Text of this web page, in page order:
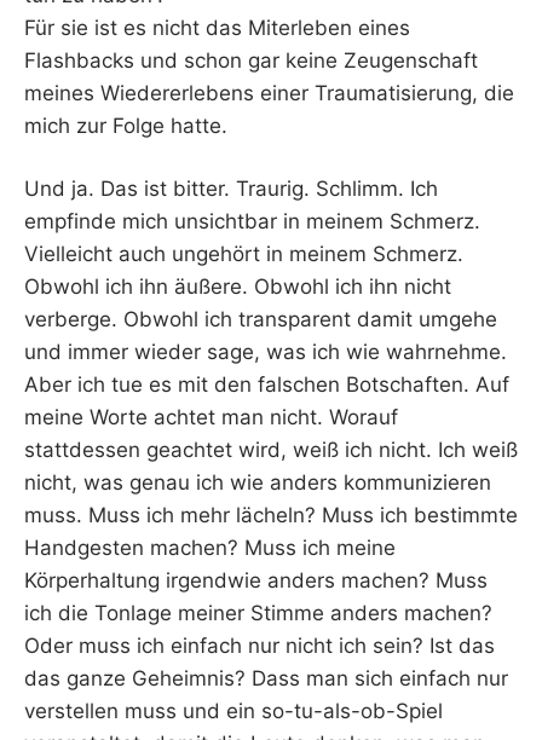
Für sie ist es nicht das Miterleben eines
Flashbacks und schon gar keine Zeugenschaft
meines Wiedererlebens einer Traumatisierung, die
mich zur Folge hatte.
Und ja. Das ist bitter. Traurig. Schlimm. Ich
empfinde mich unsichtbar in meinem Schmerz.
Vielleicht auch ungehört in meinem Schmerz.
Obwohl ich ihn äußere. Obwohl ich ihn nicht
verberge. Obwohl ich transparent damit umgehe
und immer wieder sage, was ich wie wahrnehme.
Aber ich tue es mit den falschen Botschaften. Auf
meine Worte achtet man nicht. Worauf
stattdessen geachtet wird, weiß ich nicht. Ich weiß
nicht, was genau ich wie anders kommunizieren
muss. Muss ich mehr lächeln? Muss ich bestimmte
Handgesten machen? Muss ich meine
Körperhaltung irgendwie anders machen? Muss
ich die Tonlage meiner Stimme anders machen?
Oder muss ich einfach nur nicht ich sein? Ist das
das ganze Geheimnis? Dass man sich einfach nur
verstellen muss und ein so-tu-als-ob-Spiel